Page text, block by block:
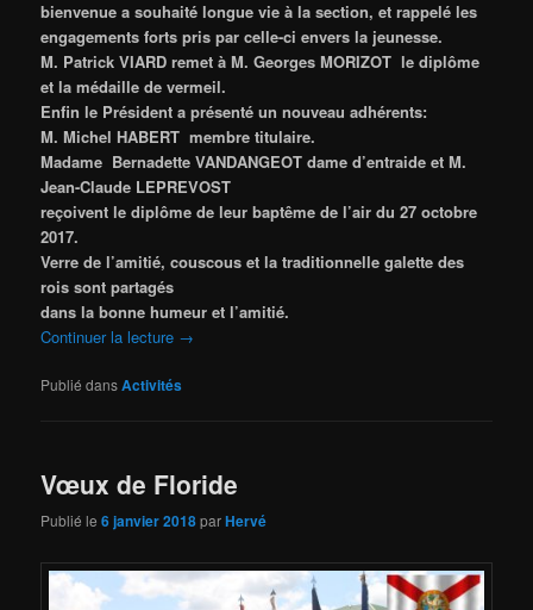
bienvenue a souhaité longue vie à la section, et rappelé les
engagements forts pris par celle-ci envers la jeunesse.
M. Patrick VIARD remet à M. Georges MORIZOT le diplôme
et la médaille de vermeil.
Enfin le Président a présenté un nouveau adhérents:
M. Michel HABERT membre titulaire.
Madame Bernadette VANDANGEOT dame d’entraide et M.
Jean-Claude LEPREVOST
reçoivent le diplôme de leur baptême de l’air du 27 octobre
2017.
Verre de l’amitié, couscous et la traditionnelle galette des
rois sont partagés
dans la bonne humeur et l’amitié.
Continuer la lecture →
Publié dansActivités
Vœux de Floride
Publié le6 janvier 2018parHervé